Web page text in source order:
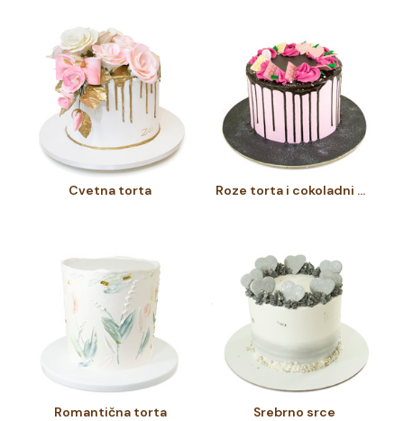
Cvetna torta Roze torta i cokoladni preliv
Romantična torta Srebrno srce